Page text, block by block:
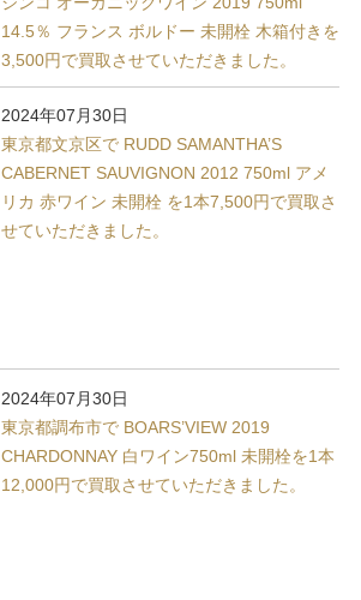
14.5％ フランス ボルドー 未開栓 木箱付きを
3,500円で買取させていただきました。
2024年07月30日
東京都文京区で RUDD SAMANTHA’S
CABERNET SAUVIGNON 2012 750ml アメ
リカ 赤ワイン 未開栓 を1本7,500円で買取さ
せていただきました。
2024年07月30日
東京都調布市で BOARS’VIEW 2019
CHARDONNAY 白ワイン750ml 未開栓を1本
12,000円で買取させていただきました。